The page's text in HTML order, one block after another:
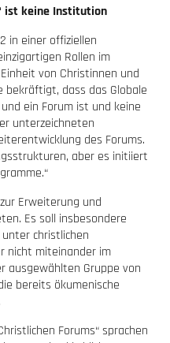
ist keine Institution
in einer offiziellen
Rollen im
von Christinnen und
bekräftigt, dass das Globale
ein Forum ist und keine
unterzeichneten
des Forums.
aber es initiiert
Erweiterung und
Es soll insbesondere
christlichen
nicht miteinander im
ausgewählten Gruppe von
bereits ökumenische
Forums“ sprachen